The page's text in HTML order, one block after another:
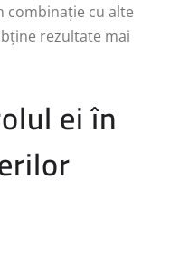
combinație cu alte
rezultate mai
ei în